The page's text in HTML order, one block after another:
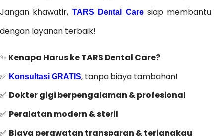
Jangan khawatir, TARS Dental Care siap membantu
dengan layanan terbaik!
✨ Kenapa Harus ke TARS Dental Care?
✅ Konsultasi GRATIS, tanpa biaya tambahan!
✅ Dokter gigi berpengalaman & profesional
✅ Peralatan modern & steril
✅ Biaya perawatan transparan & terjangkau